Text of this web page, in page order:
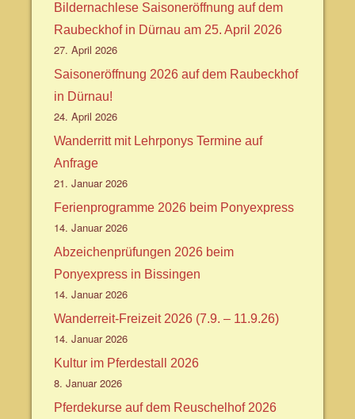
Bildernachlese Saisoneröffnung auf dem
Raubeckhof in Dürnau am 25. April 2026
27. April 2026
Saisoneröffnung 2026 auf dem Raubeckhof
in Dürnau!
24. April 2026
Wanderritt mit Lehrponys Termine auf
Anfrage
21. Januar 2026
Ferienprogramme 2026 beim Ponyexpress
14. Januar 2026
Abzeichenprüfungen 2026 beim
Ponyexpress in Bissingen
14. Januar 2026
Wanderreit-Freizeit 2026 (7.9. – 11.9.26)
14. Januar 2026
Kultur im Pferdestall 2026
8. Januar 2026
Pferdekurse auf dem Reuschelhof 2026